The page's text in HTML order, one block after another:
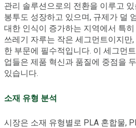
관리 솔루션으로의 전환을 이루고
봉투도 성장하고 있으며, 규제가 덜
대한 인식이 증가하는 지역에서 특
쓰레기 자루는 작은 세그먼트이지만
한 부문에 필수적입니다. 이 세그먼
업들은 제품 혁신과 품질에 중점을
있습니다.
소재 유형 분석
시장은 소재 유형별로 PLA 혼합물,